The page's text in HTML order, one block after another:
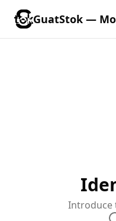
GuatStok —
Introduce